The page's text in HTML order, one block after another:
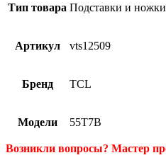
Тип товара Подставки и
Артикул vts12509
Бренд TCL
Модели 55T7B
Возникли вопросы? Мастер